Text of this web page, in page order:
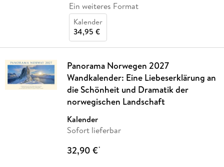
Ein weiteres Format
Kalender
34,95 €
Panorama Norwegen 2027
Wandkalender: Eine Liebeserklärung an
die Schönheit und Dramatik der
norwegischen Landschaft
Kalender
Sofort lieferbar
32,90 €*